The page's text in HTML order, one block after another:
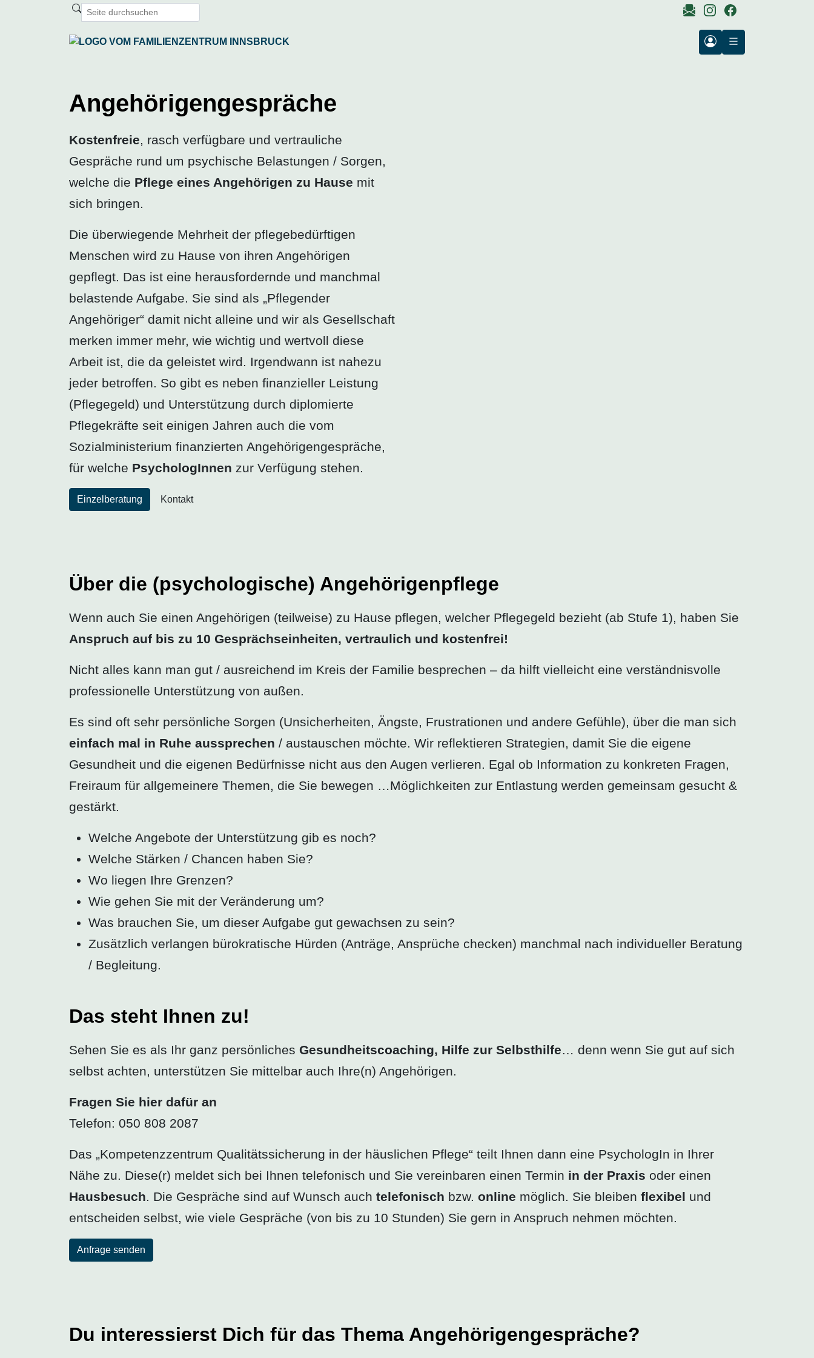
Angehörigen­gespräche
Kostenfreie, rasch verfügbare und vertrauliche
Gespräche rund um psychische Belastungen / Sorgen,
welche die Pflege eines Angehörigen zu Hause mit
sich bringen.
Die überwiegende Mehrheit der pflegebedürftigen
Menschen wird zu Hause von ihren Angehörigen
gepflegt. Das ist eine herausfordernde und manchmal
belastende Aufgabe. Sie sind als „Pflegender
Angehöriger“ damit nicht alleine und wir als Gesellschaft
merken immer mehr, wie wichtig und wertvoll diese
Arbeit ist, die da geleistet wird. Irgendwann ist nahezu
jeder betroffen. So gibt es neben finanzieller Leistung
(Pflegegeld) und Unterstützung durch diplomierte
Pflegekräfte seit einigen Jahren auch die vom
Sozialministerium finanzierten Angehörigen­gespräche,
für welche PsychologInnen zur Verfügung stehen.
Einzelberatung Kontakt
Über die (psychologische) Angehörigenpflege
Wenn auch Sie einen Angehörigen (teilweise) zu Hause pflegen, welcher Pflegegeld bezieht (ab Stufe 1), haben Sie
Anspruch auf bis zu 10 Gesprächseinheiten, vertraulich und kostenfrei!
Nicht alles kann man gut / ausreichend im Kreis der Familie besprechen – da hilft vielleicht eine verständnisvolle
professionelle Unterstützung von außen.
Es sind oft sehr persönliche Sorgen (Unsicherheiten, Ängste, Frustrationen und andere Gefühle), über die man sich
einfach mal in Ruhe aussprechen / austauschen möchte. Wir reflektieren Strategien, damit Sie die eigene
Gesundheit und die eigenen Bedürfnisse nicht aus den Augen verlieren. Egal ob Information zu konkreten Fragen,
Freiraum für allgemeinere Themen, die Sie bewegen …Möglichkeiten zur Entlastung werden gemeinsam gesucht &
gestärkt.
Welche Angebote der Unterstützung gib es noch?
Welche Stärken / Chancen haben Sie?
Wo liegen Ihre Grenzen?
Wie gehen Sie mit der Veränderung um?
Was brauchen Sie, um dieser Aufgabe gut gewachsen zu sein?
Zusätzlich verlangen bürokratische Hürden (Anträge, Ansprüche checken) manchmal nach individueller Beratung
/ Begleitung.
Das steht Ihnen zu!
Sehen Sie es als Ihr ganz persönliches Gesundheitscoaching, Hilfe zur Selbsthilfe… denn wenn Sie gut auf sich
selbst achten, unterstützen Sie mittelbar auch Ihre(n) Angehörigen.
Fragen Sie hier dafür an
Telefon: 050 808 2087
Das „Kompetenzzentrum Qualitätssicherung in der häuslichen Pflege“ teilt Ihnen dann eine PsychologIn in Ihrer
Nähe zu. Diese(r) meldet sich bei Ihnen telefonisch und Sie vereinbaren einen Termin in der Praxis oder einen
Hausbesuch. Die Gespräche sind auf Wunsch auch telefonisch bzw. online möglich. Sie bleiben flexibel und
entscheiden selbst, wie viele Gespräche (von bis zu 10 Stunden) Sie gern in Anspruch nehmen möchten.
Anfrage senden
Du interessierst Dich für das Thema Angehörigen­gespräche?